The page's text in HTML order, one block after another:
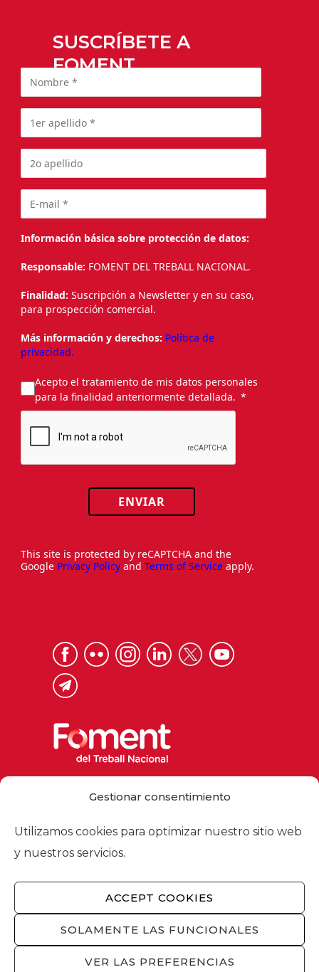
Gestionar consentimiento
Utilizamos cookies para optimizar nuestro sitio web
y nuestros servicios.
ACCEPT COOKIES
SOLAMENTE LAS FUNCIONALES
VER LAS PREFERENCIAS
SUSCRÍBETE A
FOMENT
Información básica sobre protección de datos:
Responsable: FOMENT DEL TREBALL NACIONAL.
Finalidad: Suscripción a Newsletter y en su caso,
para prospección comercial.
Más información y derechos: Política de
privacidad.
Acepto el tratamiento de mis datos personales
para la finalidad anteriormente detallada.
ENVIAR
This site is protected by reCAPTCHA and the
Google Privacy Policy and Terms of Service apply.
foment@foment.com
© 2026 - Foment del Treball Nacional
de privacidad /Política de cookies